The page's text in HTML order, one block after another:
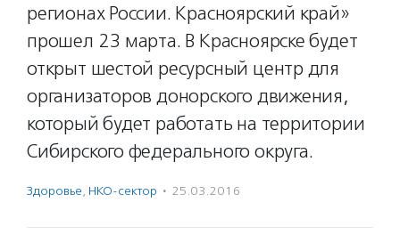
регионах России. Красноярский край»
прошел 23 марта. В Красноярске будет
открыт шестой ресурсный центр для
организаторов донорского движения,
который будет работать на территории
Сибирского федерального округа.
Здоровье, НКО-сектор · 25.03.2016